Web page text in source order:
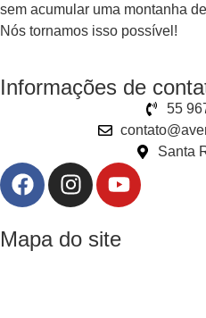
sem acumular uma montanha
Nós tornamos isso possível!
Informações de
55
Santa
Mapa do site